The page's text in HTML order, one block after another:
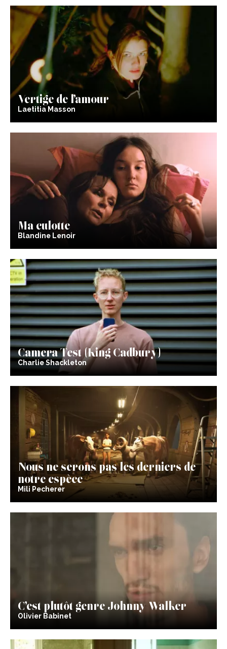
Vertige de l’amour
Laetitia Masson
Ma culotte
Blandine Lenoir
Camera Test (King Cadbury)
Charlie Shackleton
Nous ne serons pas les derniers de
notre espèce
Mili Pecherer
C’est plutôt genre Johnny Walker
Olivier Babinet